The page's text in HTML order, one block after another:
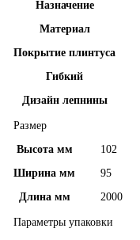
Назначение
Материал
Покрытие плинтуса
Гибкий
Дизайн лепнины
Размер
Высота мм
102
Ширина мм
95
Длина мм
2000
Параметры упаковки